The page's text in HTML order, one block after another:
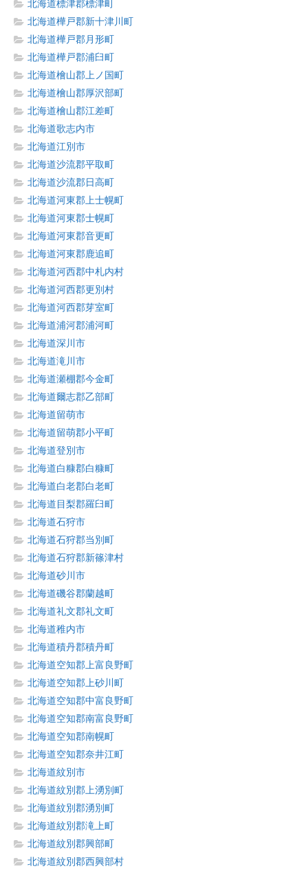
北海道標津郡標津町
北海道樺戸郡新十津川町
北海道樺戸郡月形町
北海道樺戸郡浦臼町
北海道檜山郡上ノ国町
北海道檜山郡厚沢部町
北海道檜山郡江差町
北海道歌志内市
北海道江別市
北海道沙流郡平取町
北海道沙流郡日高町
北海道河東郡上士幌町
北海道河東郡士幌町
北海道河東郡音更町
北海道河東郡鹿追町
北海道河西郡中札内村
北海道河西郡更別村
北海道河西郡芽室町
北海道浦河郡浦河町
北海道深川市
北海道滝川市
北海道瀬棚郡今金町
北海道爾志郡乙部町
北海道留萌市
北海道留萌郡小平町
北海道登別市
北海道白糠郡白糠町
北海道白老郡白老町
北海道目梨郡羅臼町
北海道石狩市
北海道石狩郡当別町
北海道石狩郡新篠津村
北海道砂川市
北海道磯谷郡蘭越町
北海道礼文郡礼文町
北海道稚内市
北海道積丹郡積丹町
北海道空知郡上富良野町
北海道空知郡上砂川町
北海道空知郡中富良野町
北海道空知郡南富良野町
北海道空知郡南幌町
北海道空知郡奈井江町
北海道紋別市
北海道紋別郡上湧別町
北海道紋別郡湧別町
北海道紋別郡滝上町
北海道紋別郡興部町
北海道紋別郡西興部村